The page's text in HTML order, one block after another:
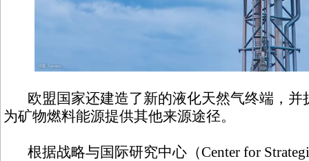
欧盟国家还建造了新的液化天然气终端，并
为矿物燃料能源提供其他来源途径。
根据战略与国际研究中心（Center for